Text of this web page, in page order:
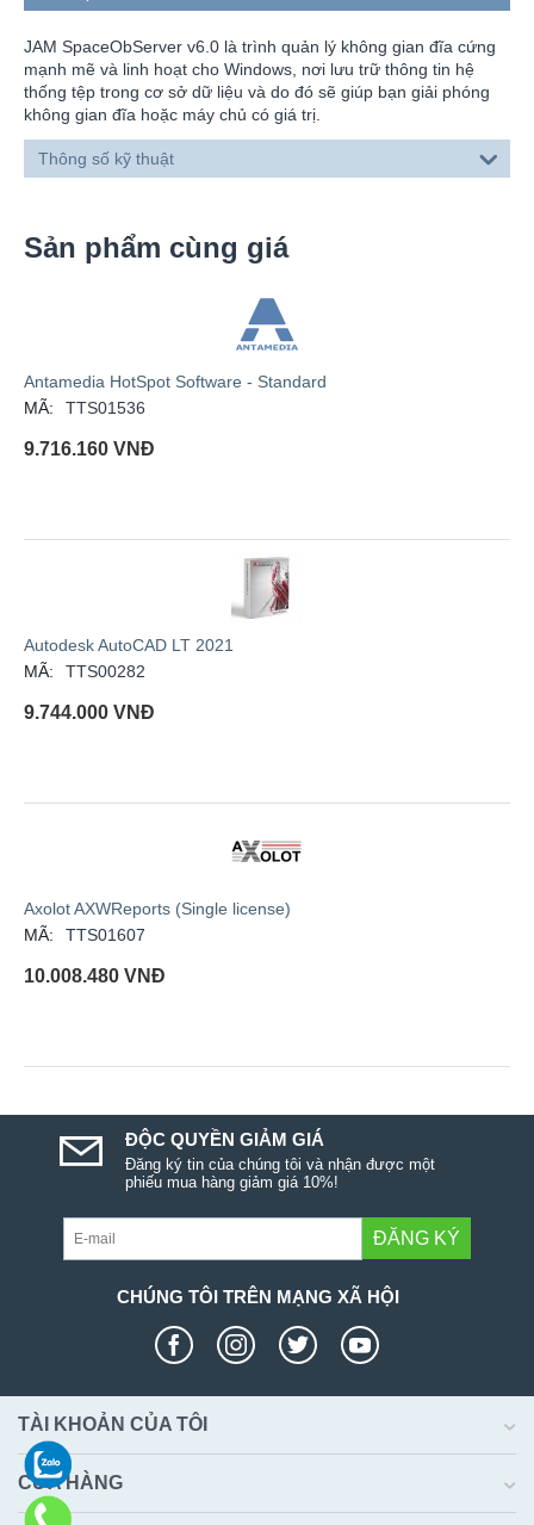
JAM SpaceObServer v6.0 là trình quản lý không gian đĩa cứng
mạnh mẽ và linh hoạt cho Windows, nơi lưu trữ thông tin hệ
thống tệp trong cơ sở dữ liệu và do đó sẽ giúp bạn giải phóng
không gian đĩa hoặc máy chủ có giá trị.
Thông số kỹ thuật
Sản phẩm cùng giá
Antamedia HotSpot Software - Standard
MÃ:
TTS01536
9.716.160 VNĐ
Autodesk AutoCAD LT 2021
MÃ:
TTS00282
9.744.000 VNĐ
Axolot AXWReports (Single license)
MÃ:
TTS01607
10.008.480 VNĐ
ĐỘC QUYỀN GIẢM GIÁ
Đăng ký tin của chúng tôi và nhận được một
phiếu mua hàng giảm giá 10%!
ĐĂNG KÝ
CHÚNG TÔI TRÊN MẠNG XÃ HỘI
TÀI KHOẢN CỦA TÔI
CỬA HÀNG